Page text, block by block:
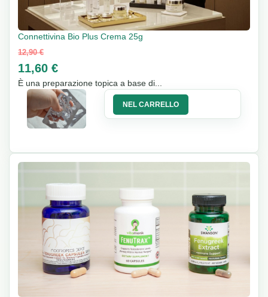
Connettivina Bio Plus Crema 25g
12,90 €
11,60 €
È una preparazione topica a base di...
NEL CARRELLO